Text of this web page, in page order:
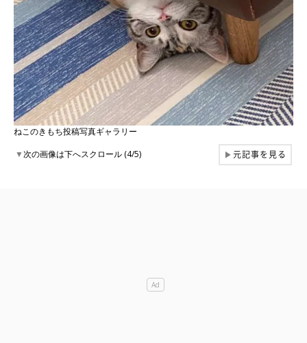
ねこのきもち投稿写真ギャラリー
▼次の画像は下へスクロール (4/5) ▶元記事を見る